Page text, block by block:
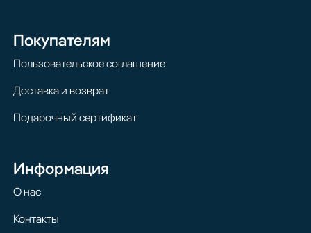
Покупателям
Пользовательское соглашение
Доставка и возврат
Подарочный сертификат
Информация
О нас
Контакты